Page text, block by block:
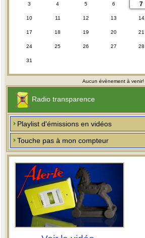
3 4 5 6 7
10 11 12 13 14
17 18 19 20 21
24 25 26 27 28
31
Aucun évènement à venir!
Radio transparence
Playlist d'émissions en vidéos
Touche pas à mon compteur